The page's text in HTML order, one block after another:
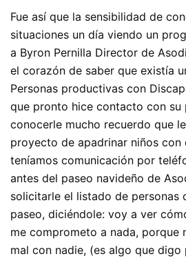
Fue así que la sensibilidad de
situaciones un día viendo un
a Byron Pernilla Director de
el corazón de saber que existía
Personas productivas con
que pronto hice contacto con su
conocerle mucho recuerdo que
proyecto de apadrinar niños
teníamos comunicación por
antes del paseo navideño de
solicitarle el listado de personas
paseo, diciéndole: voy a ver
me comprometo a nada, porque
mal con nadie, (es algo que digo